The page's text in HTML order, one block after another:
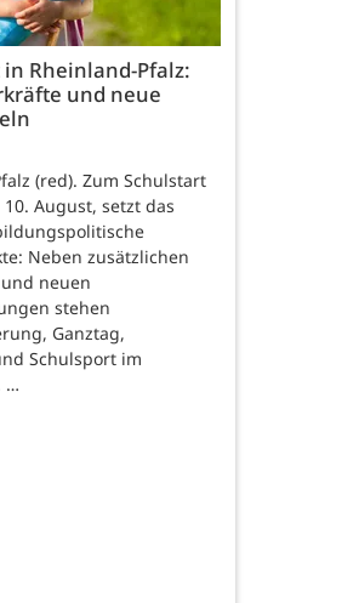
Rheinland-Pfalz:
und neue
(red). Zum Schulstart
August, setzt das
Neben zusätzlichen
neuen
stehen
Ganztag,
Schulsport im
…